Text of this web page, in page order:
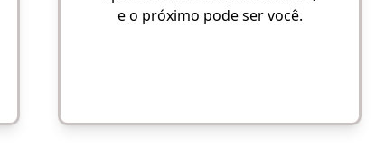
e o próximo pode ser você.